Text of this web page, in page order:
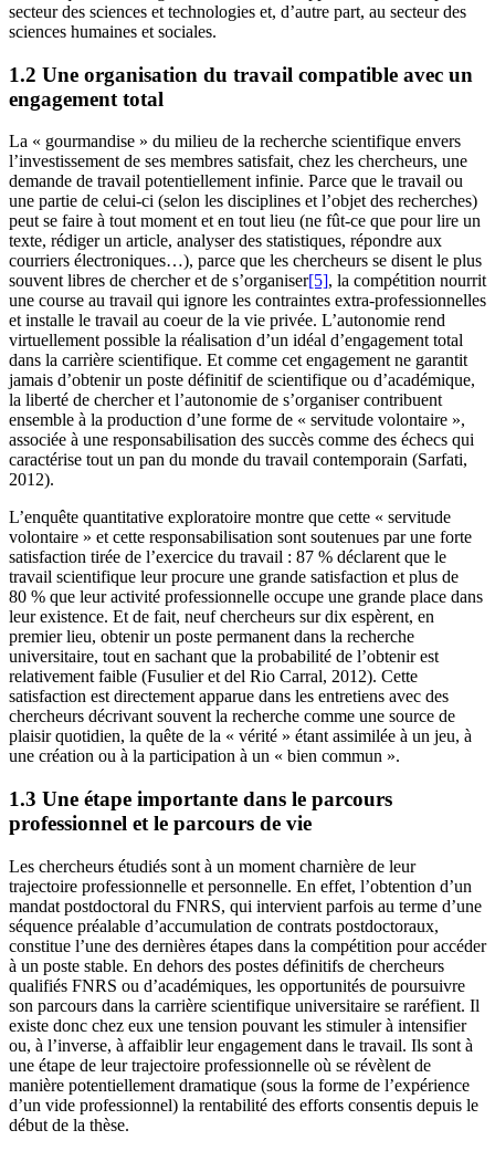
secteur des sciences et technologies et, d’autre part, au secteur des
sciences humaines et sociales.
1.2 Une organisation du travail compatible avec un
engagement total
La « gourmandise » du milieu de la recherche scientifique envers
l’investissement de ses membres satisfait, chez les chercheurs, une
demande de travail potentiellement infinie. Parce que le travail ou
une partie de celui-ci (selon les disciplines et l’objet des recherches)
peut se faire à tout moment et en tout lieu (ne fût-ce que pour lire un
texte, rédiger un article, analyser des statistiques, répondre aux
courriers électroniques…), parce que les chercheurs se disent le plus
souvent libres de chercher et de s’organiser[5], la compétition nourrit
une course au travail qui ignore les contraintes extra-professionnelles
et installe le travail au coeur de la vie privée. L’autonomie rend
virtuellement possible la réalisation d’un idéal d’engagement total
dans la carrière scientifique. Et comme cet engagement ne garantit
jamais d’obtenir un poste définitif de scientifique ou d’académique,
la liberté de chercher et l’autonomie de s’organiser contribuent
ensemble à la production d’une forme de « servitude volontaire »,
associée à une responsabilisation des succès comme des échecs qui
caractérise tout un pan du monde du travail contemporain (Sarfati,
2012).
L’enquête quantitative exploratoire montre que cette « servitude
volontaire » et cette responsabilisation sont soutenues par une forte
satisfaction tirée de l’exercice du travail : 87 % déclarent que le
travail scientifique leur procure une grande satisfaction et plus de
80 % que leur activité professionnelle occupe une grande place dans
leur existence. Et de fait, neuf chercheurs sur dix espèrent, en
premier lieu, obtenir un poste permanent dans la recherche
universitaire, tout en sachant que la probabilité de l’obtenir est
relativement faible (Fusulier et del Rio Carral, 2012). Cette
satisfaction est directement apparue dans les entretiens avec des
chercheurs décrivant souvent la recherche comme une source de
plaisir quotidien, la quête de la « vérité » étant assimilée à un jeu, à
une création ou à la participation à un « bien commun ».
1.3 Une étape importante dans le parcours
professionnel et le parcours de vie
Les chercheurs étudiés sont à un moment charnière de leur
trajectoire professionnelle et personnelle. En effet, l’obtention d’un
mandat postdoctoral du FNRS, qui intervient parfois au terme d’une
séquence préalable d’accumulation de contrats postdoctoraux,
constitue l’une des dernières étapes dans la compétition pour accéder
à un poste stable. En dehors des postes définitifs de chercheurs
qualifiés FNRS ou d’académiques, les opportunités de poursuivre
son parcours dans la carrière scientifique universitaire se raréfient. Il
existe donc chez eux une tension pouvant les stimuler à intensifier
ou, à l’inverse, à affaiblir leur engagement dans le travail. Ils sont à
une étape de leur trajectoire professionnelle où se révèlent de
manière potentiellement dramatique (sous la forme de l’expérience
d’un vide professionnel) la rentabilité des efforts consentis depuis le
début de la thèse.